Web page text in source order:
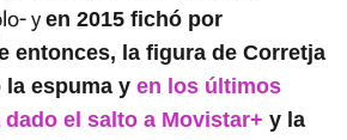
y en 2015 fichó por
entonces, la figura de Corretja
la espuma y en los últimos
el salto a Movistar+ y la